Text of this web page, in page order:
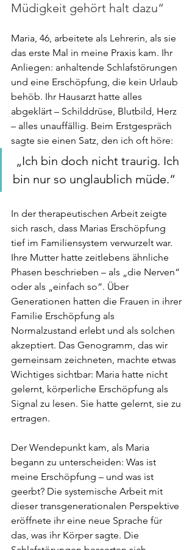
Müdigkeit gehört halt dazu“
Maria, 46, arbeitete als Lehrerin, als sie
das erste Mal in meine Praxis kam. Ihr
Anliegen: anhaltende Schlafstörungen
und eine Erschöpfung, die kein Urlaub
behöb. Ihr Hausarzt hatte alles
abgeklärt – Schilddrüse, Blutbild, Herz
– alles unauffällig. Beim Erstgespräch
sagte sie einen Satz, den ich oft höre:
bin nur so unglaublich müde.“
In der therapeutischen Arbeit zeigte
sich rasch, dass Marias Erschöpfung
tief im Familiensystem verwurzelt war.
Ihre Mutter hatte zeitlebens ähnliche
Phasen beschrieben – als „die Nerven“
oder als „einfach so“. Über
Generationen hatten die Frauen in ihrer
Familie Erschöpfung als
Normalzustand erlebt und als solchen
akzeptiert. Das Genogramm, das wir
gemeinsam zeichneten, machte etwas
Wichtiges sichtbar: Maria hatte nicht
gelernt, körperliche Erschöpfung als
Signal zu lesen. Sie hatte gelernt, sie zu
ertragen.
Der Wendepunkt kam, als Maria
begann zu unterscheiden: Was ist
meine Erschöpfung – und was ist
geerbt? Die systemische Arbeit mit
dieser transgenerationalen Perspektive
eröffnete ihr eine neue Sprache für
das, was ihr Körper sagte. Die